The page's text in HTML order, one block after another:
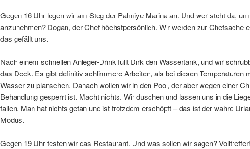
Gegen 16 Uhr legen wir am Steg der Palmiye Marina an. Und wer steht da,
anzunehmen? Dogan, der Chef höchstpersönlich. Wir werden zur Chefsache
das gefällt uns.
Nach einem schnellen Anleger-Drink füllt Dirk den Wassertank, und wir
das Deck. Es gibt definitiv schlimmere Arbeiten, als bei diesen Temperaturen
Wasser zu planschen. Danach wollen wir in den Pool, der aber wegen einer
Behandlung gesperrt ist. Macht nichts. Wir duschen und lassen uns in die
fallen. Man hat nichts getan und ist trotzdem erschöpft – das ist der wahre
Modus.
Gegen 19 Uhr testen wir das Restaurant. Und was sollen wir sagen? Volltreffer!